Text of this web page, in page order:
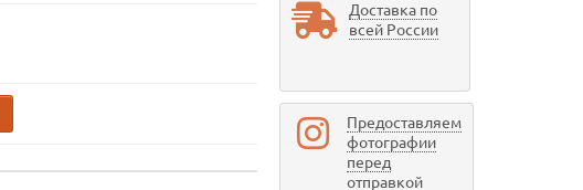
Доставка по
всей России
Предоставляем
фотографии
перед
отправкой